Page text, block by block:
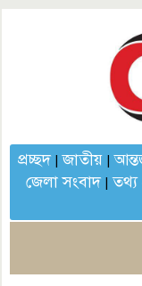
প্রচ্ছদ|জাতীয়|
জেলা সংবাদ|তথ্য